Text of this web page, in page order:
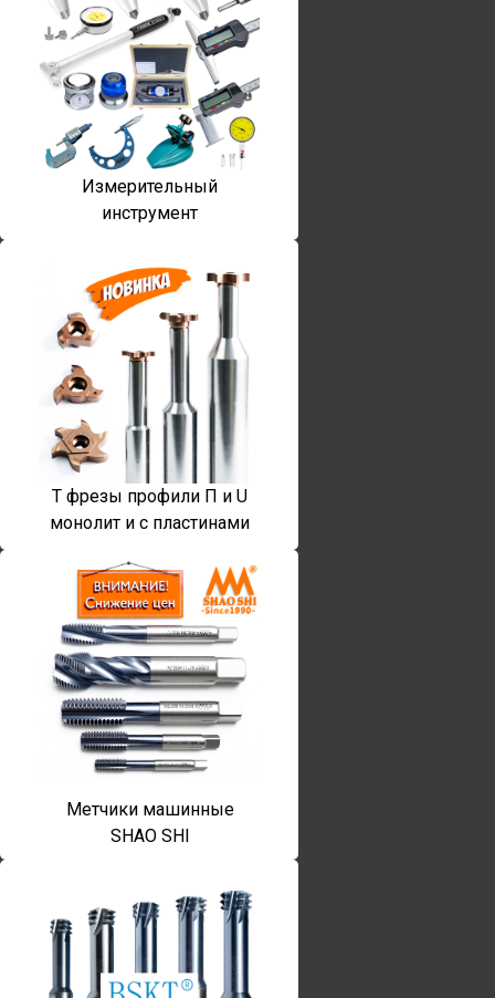
Измерительный
инструмент
T фрезы профили П и U
монолит и с пластинами
Метчики машинные
SHAO SHI